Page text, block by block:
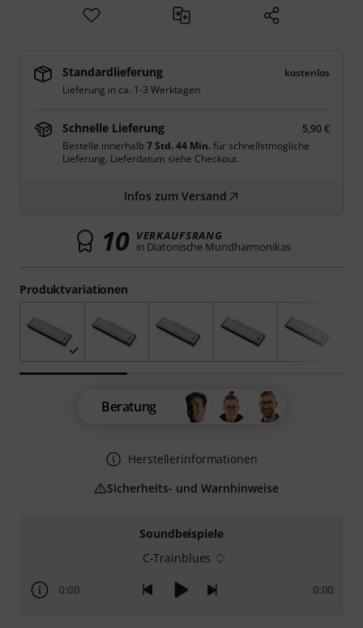
Soundbeispiele
C-Trainblues
0:00 0:00
Produktvariationen
Standardlieferung
kostenlos
Lieferung in ca. 1-3 Werktagen
Schnelle Lieferung
5,90 €
Bestelle innerhalb7 Std. 44 Min.für schnellstmögliche
Lieferung. Lieferdatum siehe Checkout.
Infos zum Versand
10 VERKAUFSRANG
in Diatonische Mundharmonikas
Beratung
Herstellerinformationen
Sicherheits- und Warnhinweise